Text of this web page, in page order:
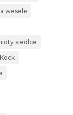
wesele
siedlce